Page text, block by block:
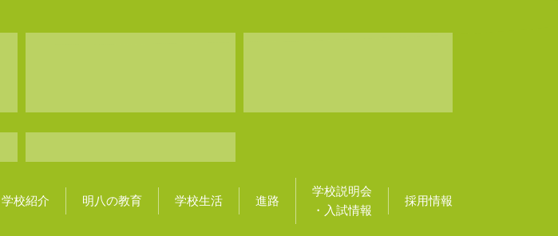
学校紹介 明八の教育 学校生活 進路
学校説明会
・入試情報
採用情報